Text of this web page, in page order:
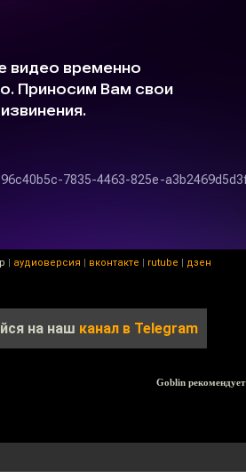
| аудиоверсия | вконтакте | rutube | дзен
на наш канал в Telegram
Goblin рекомендует